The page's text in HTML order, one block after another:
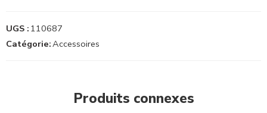
UGS : 110687
Catégorie:Accessoires
Produits connexes